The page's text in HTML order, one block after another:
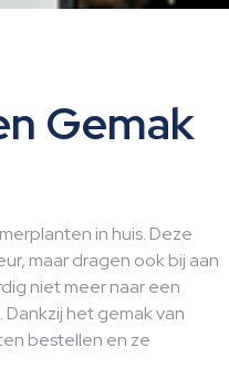
Gemak
in huis. Deze
maar dragen ook bij aan
niet meer naar een
het gemak van
bestellen en ze